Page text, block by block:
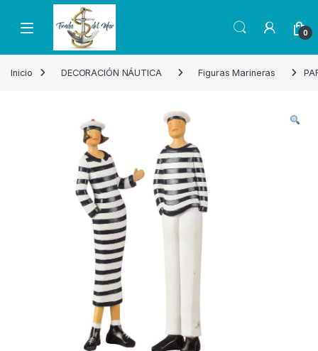
Skip to navigation
Skip to content
Open 0
Inicio DECORACIÓN NÁUTICA Figuras Marineras